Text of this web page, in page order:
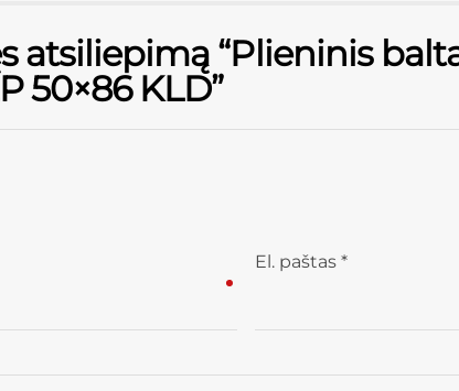
atsiliepimą “Plieninis
50×86 KLD”
El. paštas *